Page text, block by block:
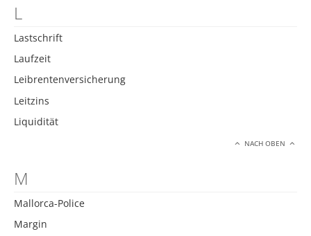
L
Lastschrift
Laufzeit
Leibrentenversicherung
Leitzins
Liquidität
NACH OBEN
M
Mallorca-Police
Margin